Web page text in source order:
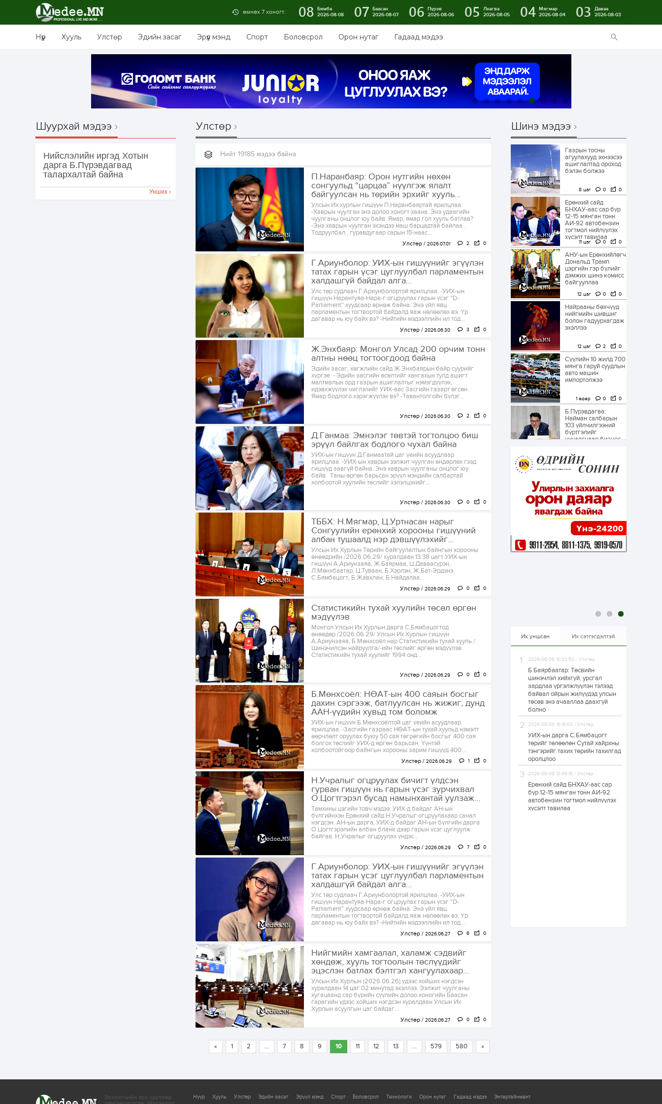
өмнөх 7 хоногт: 08 Бямба
2026-08-08
07 Баасан
2026-08-07
06 Пүрэв
2026-08-06
05
Лхагва
2026-08-05
04 Мягмар
2026-08-04
03
Даваа
2026-08-03
Нүүр Хууль Улстөр Эдийн засаг Эрүүл мэнд Спорт Боловсрол Орон нутаг Гадаад мэдээ
Шуурхай мэдээ
Нийслэлийн иргэд Хотын
дарга Б.Пүрэвдагвад
талархалтай байна
Унших ›
Улстөр
Нийт 19185 мэдээ байна
П.Наранбаяр: Орон нутгийн нөхөн
сонгуульд “царцаа” нүүлгэж ялалт
байгуулсан нь төрийн эрхийг хууль...
Улсын Их хурлын гишүүн П.Наранбаяртай ярилцлаа.
-Хаврын чуулган энэ долоо хоногт хаана. Энэ удаагийн
чуулганы онцлог юу байв. Ямар, ямар гол хууль батлав?
-Энэ хаврын чуулган эхэндээ маш барцадтай байлаа .
Тодруулбал , гуравдугаар сарын 15-наас...
Улстөр 2026.07.01 2 0
Г.Ариунболор: УИХ-ын гишүүнийг эгүүлэн
татах гарын үсэг цуглуулбал парламентын
халдашгүй байдал алга...
Улс төр судлаач Г.Ариунболортой ярилцлаа. -УИХ-ын
гишүүн Нарантуяа-Нара-г огцруулах гарын үсэг “D-
Parliament” хуудсаар өрнөж байна. Энэ үйл явц
парламентын тогтвортой байдалд яаж нөлөөлөх вэ. Үр
дагавар нь юу байх вэ? -Нийтийн мэдээллийн ил тод...
Улстөр 2026.06.30 3 0
Ж.Энхбаяр: Монгол Улсад 200 орчим тонн
алтны нөөц тогтоогдоод байна
Эдийн засаг, хөгжлийн сайд Ж.Энхбаярын байр суурийг
хүргэе. - Эдийн засгийн өсөлтийг хангахын тулд ашигт
малтмалын орд газрын ашиглалтыг нэмэгдүүлэх,
идэвхжүүлэх чиглэлийг УИХ-аас Засгийн газарт өгсөн.
Ямар бодлого хэрэгжүүлэх вэ? -Тавантолгойн бүлэг...
Улстөр 2026.06.30 2 0
Д.Ганмаа: Эмнэлэг төвтэй тогтолцоо биш
эрүүл байлгах бодлого чухал байна
УИХ-ын гишүүн Д.Ганмаатай цаг үеийн асуудлаар
ярилцлаа. -УИХ-ын хаврын ээлжит чуулган өндөрлөх гээд
гишүүд завгүй байна. Энэ хаврын чуулганы онцлог юу
байв. Таны өргөн барьсан эрүүл мэндийн салбартай
холбоотой хуулийн төслийг хэлэлцэхийг...
Улстөр 2026.06.30 0 0
ТББХ: Н.Мягмар, Ц.Уртнасан нарыг
Сонгуулийн ерөнхий хорооны гишүүний
албан тушаалд нэр дэвшүүлэхийг...
Улсын Их Хурлын Төрийн байгуулалтын байнгын хорооны
өнөөдрийн /2026.06.29/ хуралдаан 13.38 цагт УИХ-ын
гишүүн А.Ариунзаяа, Ж.Баярмаа, Ц.Даваасүрэн,
Л.Мөнхбаатар, Ц.Туваан, Б.Хэрлэн, Ж.Бат-Эрдэнэ,
С.Бямбацогт, Б.Жавхлан, Б.Найдалаа...
Улстөр 2026.06.29 0 0
Статистикийн тухай хуулийн төсөл өргөн
мэдүүлэв
Монгол Улсын Их Хурлын дарга С.Бямбацогтод
өнөөдөр /2026.06.29/ Улсын Их Хурлын гишүүн
А.Ариунзаяа, Б.Мөнхсоёл нар Статистикийн тухай хууль /
Шинэчилсэн найруулга/-ийн төслийг өргөн мэдүүлэв.
Статистикийн тухай хуулийг 1994 онд...
Улстөр 2026.06.29 0 0
Б.Мөнхсоёл: НӨАТ-ын 400 саяын босгыг
дахин сэргээж, батлуулсан нь жижиг, дунд
ААН-үүдийн хувьд том боломж
УИХ-ын гишүүн Б.Мөнхсоёлтой цаг үеийн асуудлаар
ярилцлаа. -Засгийн газраас НӨАТ-ын тухай хуульд нэмэлт
өөрчлөлт оруулах буюу 50 сая төгрөгийн босгыг 400 сая
болгох төслийг УИХ-д өргөн барьсан. Үүнтэй
холбоотойгоор байнгын хорооны зарим гишүүд 400...
Улстөр 2026.06.29 1 0
Н.Учралыг огцруулах бичигт үлдсэн
гурван гишүүн нь гарын үсэг зурчихвал
О.Цогтгэрэл бусад намынхантай уулзаж...
Тамхины цэгийн товч мэдээ: УИХ-д байдаг АН-ын
бүлгийнхэн Ерөнхий сайд Н.Учралыг огцруулахаар санал
нэгдсэн. АН-ын дарга, УИХ-д байдаг АН-ын бүлгийн дарга
О.Цогтгэрэлийн албан бланк дээр гарын үсэг цуглуулж
байгаа. Н.Учралыг огцруулах үндэс...
Улстөр 2026.06.29 7 0
Г.Ариунболор: УИХ-ын гишүүнийг эгүүлэн
татах гарын үсэг цуглуулбал парламентын
халдашгүй байдал алга...
Улс төр судлаач Г.Ариунболортой ярилцлаа. -УИХ-ын
гишүүн Нарантуяа-Нара-г огцруулах гарын үсэг “D-
Parliament” хуудсаар өрнөж байна. Энэ үйл явц
парламентын тогтвортой байдалд яаж нөлөөлөх вэ. Үр
дагавар нь юу байх вэ? -Нийтийн мэдээллийн ил тод...
Улстөр 2026.06.27 6 0
Нийгмийн хамгаалал, халамж сэдвийг
хөндөж, хууль тогтоолын төслүүдийг
эцэслэн батлах бэлтгэл хангуулахаар...
Улсын Их Хурлын (2026.06.26) үдээс хойших нэгдсэн
хуралдаан 14 цаг 02 минутад эхэллээ. Ээлжит чуулганы
хугацаанд сар бүрийн сүүлийн долоо хоногийн Баасан
гарагийн үдээс хойших нэгдсэн хуралдаан Улсын Их
Хурлын асуулгын цаг байдаг...
Улстөр 2026.06.27 0 0
« 1 2 ... 7 8 9 10 11 12 13 ... 579 580 »
Шинэ мэдээ
Газрын тосны
агуулахууд эхнээсээ
ашиглалтад ороход
бэлэн болжээ
8 цаг 0 0
Ерөнхий сайд
БНХАУ-аас сар бүр
12-15 мянган тонн
АИ-92 автобензин
тогтмол нийлүүлэх
хүсэлт тавилаа
11 цаг 0 0
АНУ-ын Ерөнхийлөгч
Дональд Трамп
цэргийн гэр бүлийг
дэмжих шинэ комисс
байгууллаа
12 цаг 0 0
Найрааны бөхчүүд
нийгмийн шившиг
болон гадуурхагдаж
эхэллээ
12 цаг 2 0
Сүүлийн 10 жилд 700
мянга гаруй суудлын
авто машин
импортолжээ
1 өдөр 0 0
Б.Пүрэвдагва:
Найман салбарын
103 үйлчилгээний
бүртгэлийг
цуцалснаар бизнес
Долдугаар сард
709.503 зөрчил
1 өдөр 0
Цалинтай ээжийн 50
мянган төгрөгийн
тэтгэмжийг 500
мянгад хүргэх
өргөдөлд санал авч
эхэлжээ
өсөж байна
1 өдөр
Худалдагч
Н.Амарзаяа:
Дэлгүүрийн 32
хуудастай өрийн
дэвтэр долоо хоногт
Б.Хулан дэлхийн
аварга боллоо
1 өдөр 0 0
Р.Даваадорж: Энэ
намрын экспортын
орлого Монголд
боломж олгож болох
юм
Их уншсан Их сэтгэгдэлтэй
2026-08-06 10:32:53 / Улстөр
Б.Баярбаатар: Төсвийн
шинэчлэл хийхгүй, урсгал
зардлаа үргэлжлүүлэн тэлээд
байвал ойрын жилүүдэд улсын
төсөв энэ ачааллаа даахгүй
болно
2026-08-06 16:16:03 / Улстөр
УИХ-ын дарга С.Бямбацогт
төрийг төлөөлөн Сутай хайрхны
тэнгэрийг тахих төрийн тахилгад
оролцлоо
2026-08-08 12:48:18 / Улстөр
Ерөнхий сайд БНХАУ-аас сар
бүр 12-15 мянган тонн АИ-92
автобензин тогтмол нийлүүлэх
хүсэлт тавилаа
Зохиогчийн эрх хуулиар
Нүүр Хууль Улстөр Эдийн засаг Эрүүл мэнд Спорт Боловсрол Технологи Орон нутаг Гадаад мэдээ Энтертайнмент